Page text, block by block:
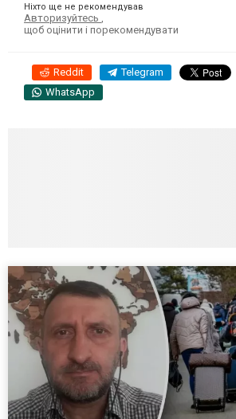
Ніхто ще не рекомендував
Авторизуйтесь
щоб оцінити і порекомендувати
Reddit Telegram
WhatsApp